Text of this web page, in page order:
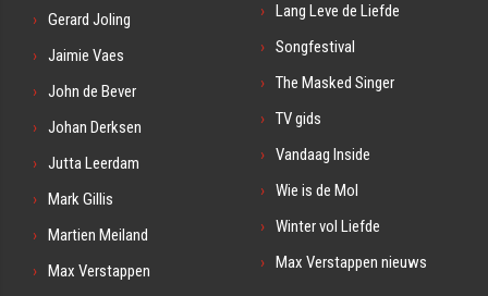
Gerard Joling
Jaimie Vaes
John de Bever
Johan Derksen
Jutta Leerdam
Mark Gillis
Martien Meiland
Max Verstappen
Lang Leve de Liefde
Songfestival
The Masked Singer
TV gids
Vandaag Inside
Wie is de Mol
Winter vol Liefde
Max Verstappen nieuws